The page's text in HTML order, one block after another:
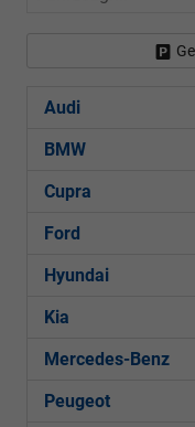
Audi
BMW
Cupra
Ford
Hyundai
Kia
Mercedes-Benz
Peugeot